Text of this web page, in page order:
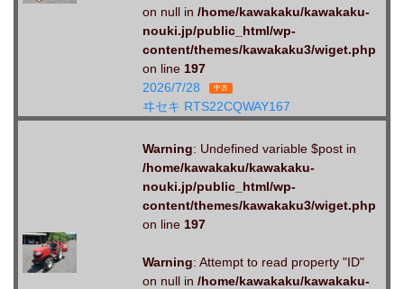
on null in /home/kawakaku/kawakaku-
nouki.jp/public_html/wp-
content/themes/kawakaku3/wiget.php
on line 197
2026/7/28
中古
ヰセキ RTS22CQWAY167
Warning: Undefined variable $post in
/home/kawakaku/kawakaku-
nouki.jp/public_html/wp-
content/themes/kawakaku3/wiget.php
on line 197
Warning: Attempt to read property "ID"
on null in /home/kawakaku/kawakaku-